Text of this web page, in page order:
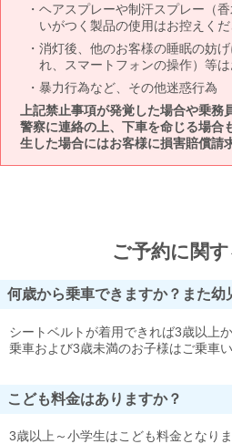
ヘアスプレーや制汗スプレー（
いがつく製品の使用はお控えくだ
消灯後、他のお客様の睡眠の妨
れ、スマートフォンの操作）等は
暴力行為など、その他迷惑行為
上記禁止事項が発覚した場合や乗務
警察に連絡の上、下車を命じる場合
生した場合にはお客様に損害賠償請
ご予約に関
何歳から乗車できますか？また幼
シートベルトが着用できれば3歳以上
乗車および3歳未満のお子様はご乗車い
こども料金はありますか？
3歳以上～小学生はこども料金となりま